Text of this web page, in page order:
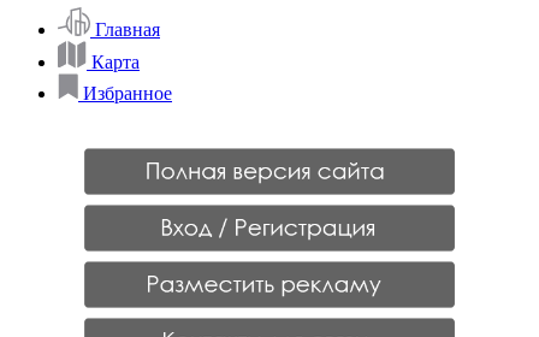
Главная
Карта
Избранное